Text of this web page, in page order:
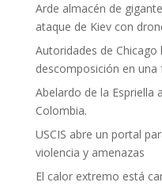
Arde almacén de
ataque de Kiev con
Autoridades de Chicago
descomposición en una
Abelardo de la Espriella
Colombia.
USCIS abre un portal
violencia y amenazas
El calor extremo está